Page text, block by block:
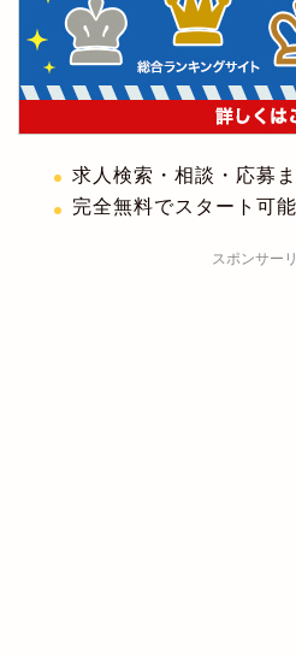
求人検索・相談・応募
完全無料でスタート可能
スポンサー